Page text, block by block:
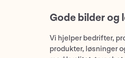
Gode bilder og
Vi hjelper bedrifter,
produkter, løsninger